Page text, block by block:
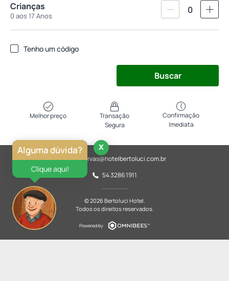
Crianças
0 aos 17 Anos
0
Tenho um código
Buscar
Melhor preço
Transação
Segura
Confirmação
Imediata
reservas@hotelbertoluci.com.br
54 3286 1911
© 2026 Bertoluci Hotel.
Todos os direitos reservados.
Powered by
Alguma dúvida?
Clique aqui!
x